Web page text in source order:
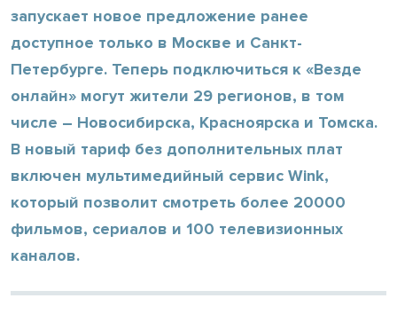
запускает новое предложение ранее
доступное только в Москве и Санкт-
Петербурге. Теперь подключиться к «Везде
онлайн» могут жители 29 регионов, в том
числе – Новосибирска, Красноярска и Томска.
В новый тариф без дополнительных плат
включен мультимедийный сервис Wink,
который позволит смотреть более 20000
фильмов, сериалов и 100 телевизионных
каналов.